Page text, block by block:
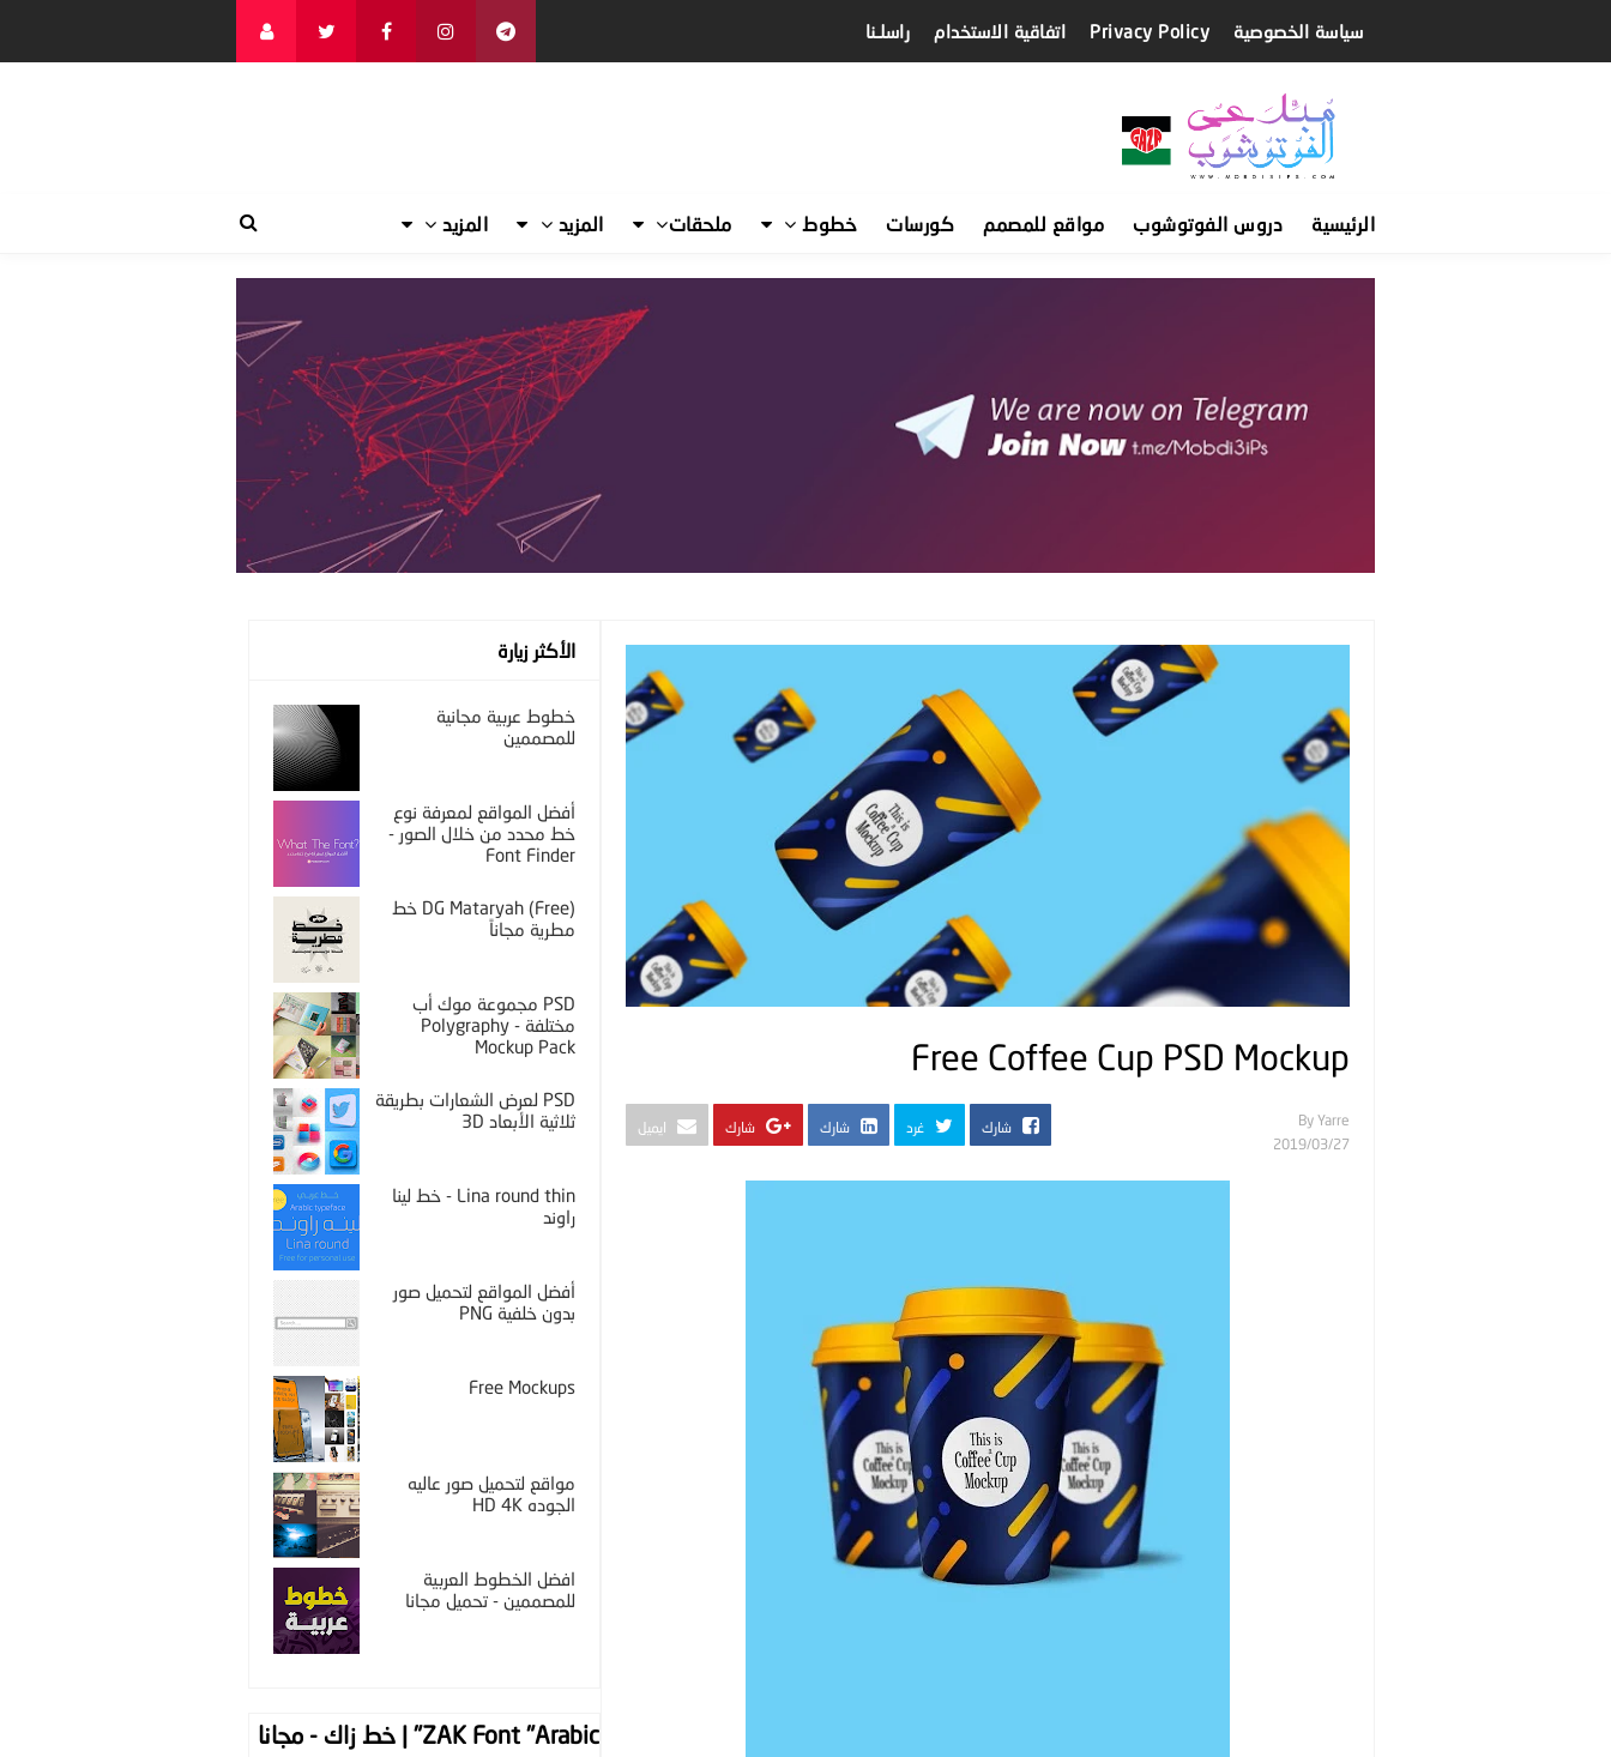
سياسة الخصوصية Privacy Policy اتفاقية الاستخدام راسلـنا
الرئيسية دروس الفوتوشوب مواقع للمصمم كورسات خطوط ملحقات المزيد المزيد
Free Coffee Cup PSD Mockup
By Yarre
27‏/03‏/2019
شارك غرد شارك شارك ايميل
الأكثر زيارة
خطوط عربية مجانية
للمصممين
أفضل المواقع لمعرفة نوع
خط محدد من خلال الصور -
Font Finder
DG Mataryah (Free) خط
مطرية مجاناً
PSD مجموعة موك أب
مختلفة - Polygraphy
Mockup Pack
PSD لعرض الشعارات بطريقة
ثلاثية الأبعاد 3D
Lina round thin - خط لينا
راوند
أفضل المواقع لتحميل صور
بدون خلفية PNG
Free Mockups
مواقع لتحميل صور عاليه
الجوده HD 4K
افضل الخطوط العربية
للمصممين - تحميل مجانا
ZAK Font "Arabic" | خط زاك - مجانا